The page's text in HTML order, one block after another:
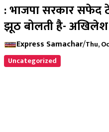
: भाजपा सरकार
झूठ बोलती है-
Express Samachar/Thu,
Uncategorized